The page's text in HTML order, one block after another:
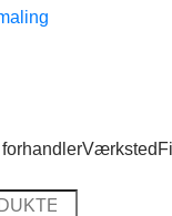
Værksted